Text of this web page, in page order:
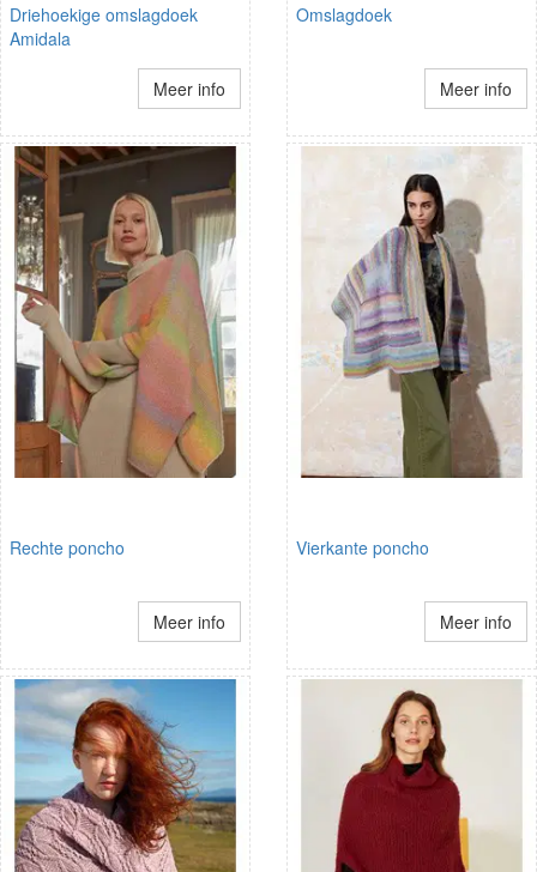
Driehoekige omslagdoek
Amidala
Meer info
Omslagdoek
Meer info
Rechte poncho
Meer info
Vierkante poncho
Meer info